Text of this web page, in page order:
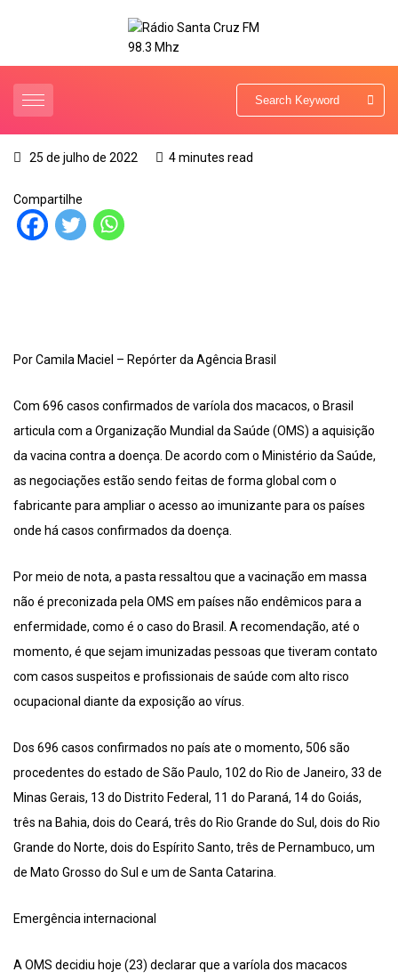
25 de julho de 2022 4 minutes read
Compartilhe
Por Camila Maciel – Repórter da Agência Brasil
Com 696 casos confirmados de varíola dos macacos, o Brasil
articula com a Organização Mundial da Saúde (OMS) a aquisição
da vacina contra a doença. De acordo com o Ministério da Saúde,
as negociações estão sendo feitas de forma global com o
fabricante para ampliar o acesso ao imunizante para os países
onde há casos confirmados da doença.
Por meio de nota, a pasta ressaltou que a vacinação em massa
não é preconizada pela OMS em países não endêmicos para a
enfermidade, como é o caso do Brasil. A recomendação, até o
momento, é que sejam imunizadas pessoas que tiveram contato
com casos suspeitos e profissionais de saúde com alto risco
ocupacional diante da exposição ao vírus.
Dos 696 casos confirmados no país ate o momento, 506 são
procedentes do estado de São Paulo, 102 do Rio de Janeiro, 33 de
Minas Gerais, 13 do Distrito Federal, 11 do Paraná, 14 do Goiás,
três na Bahia, dois do Ceará, três do Rio Grande do Sul, dois do Rio
Grande do Norte, dois do Espírito Santo, três de Pernambuco, um
de Mato Grosso do Sul e um de Santa Catarina.
Emergência internacional
A OMS decidiu hoje (23) declarar que a varíola dos macacos